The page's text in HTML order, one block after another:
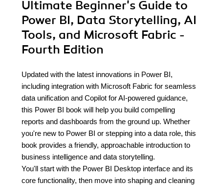
Ultimate Beginner's Guide to
Power BI, Data Storytelling, AI
Tools, and Microsoft Fabric -
Fourth Edition
Updated with the latest innovations in Power BI,
including integration with Microsoft Fabric for seamless
data unification and Copilot for AI-powered guidance,
this Power BI book will help you build compelling
reports and dashboards from the ground up. Whether
you're new to Power BI or stepping into a data role, this
book provides a friendly, approachable introduction to
business intelligence and data storytelling.
You'll start with the Power BI Desktop interface and its
core functionality, then move into shaping and cleaning